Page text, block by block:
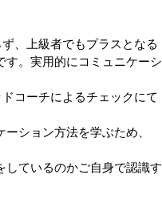
、上級者でもプラスとなる
す。実用的にコミュニケーシ
コーチによるチェックにて
ション方法を学ぶため、
しているのかご自身で認識す